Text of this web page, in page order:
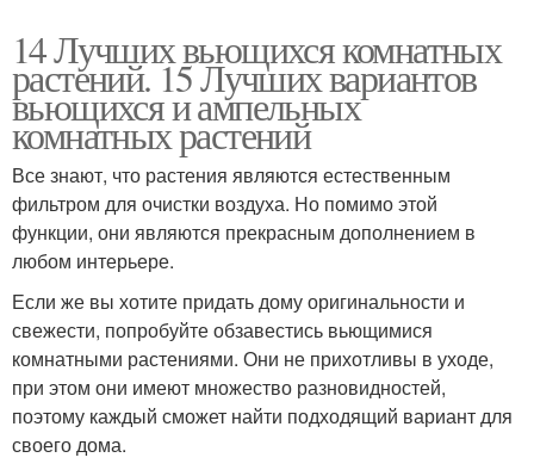
14 Лучших вьющихся комнатных
растений. 15 Лучших вариантов
вьющихся и ампельных
комнатных растений
Все знают, что растения являются естественным
фильтром для очистки воздуха. Но помимо этой
функции, они являются прекрасным дополнением в
любом интерьере.
Если же вы хотите придать дому оригинальности и
свежести, попробуйте обзавестись вьющимися
комнатными растениями. Они не прихотливы в уходе,
при этом они имеют множество разновидностей,
поэтому каждый сможет найти подходящий вариант для
своего дома.